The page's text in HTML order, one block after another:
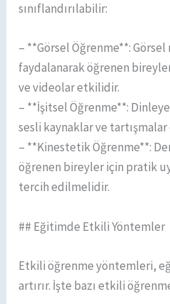
sınıflandırılabilir:
– **Görsel Öğrenme**:
faydalanarak öğrenen
ve videolar etkilidir.
– **İşitsel Öğrenme**:
sesli kaynaklar ve
– **Kinestetik Öğrenme**:
öğrenen bireyler için pratik
tercih edilmelidir.
## Eğitimde Etkili Yöntemler
Etkili öğrenme yöntemleri,
artırır. İşte bazı etkili